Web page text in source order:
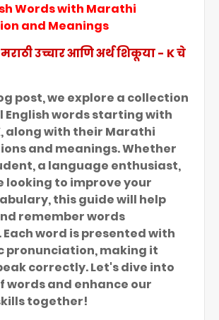
Words with Marathi
and Meanings
मराठी उच्चार आणि अर्थ शिकूया - K चे
post, we explore a collection
English words starting with
along with their Marathi
and meanings. Whether
a language enthusiast,
looking to improve your
this guide will help
remember words
word is presented with
pronunciation, making it
correctly. Let's dive into
words and enhance our
together!